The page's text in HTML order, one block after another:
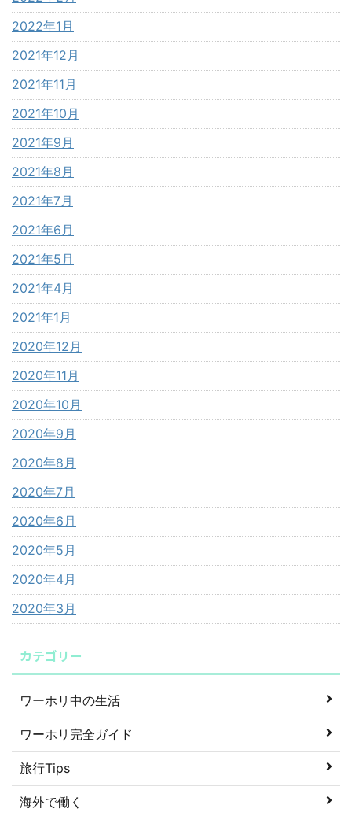
2022年1月
2021年12月
2021年11月
2021年10月
2021年9月
2021年8月
2021年7月
2021年6月
2021年5月
2021年4月
2021年1月
2020年12月
2020年11月
2020年10月
2020年9月
2020年8月
2020年7月
2020年6月
2020年5月
2020年4月
2020年3月
カテゴリー
ワーホリ中の生活
ワーホリ完全ガイド
旅行Tips
海外で働く